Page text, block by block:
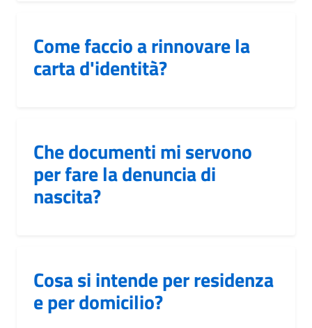
Come faccio a rinnovare la
carta d'identità?
Che documenti mi servono
per fare la denuncia di
nascita?
Cosa si intende per residenza
e per domicilio?